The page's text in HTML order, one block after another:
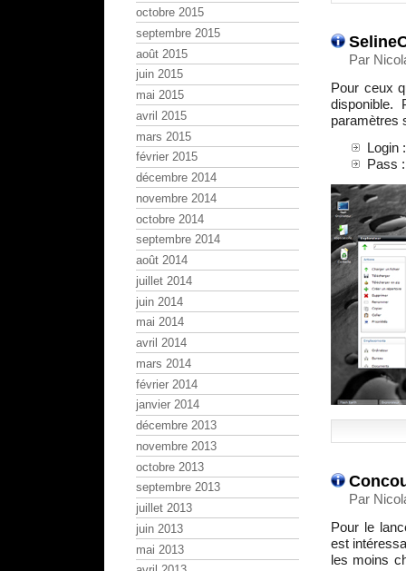
Par
Pour ceux
disponible.
paramètres
Login
Pass
Par
Pour le
est
les moins
octobre 2015
septembre 2015
août 2015
juin 2015
mai 2015
avril 2015
mars 2015
février 2015
décembre 2014
novembre 2014
octobre 2014
septembre 2014
août 2014
juillet 2014
juin 2014
mai 2014
avril 2014
mars 2014
février 2014
janvier 2014
décembre 2013
novembre 2013
octobre 2013
septembre 2013
juillet 2013
juin 2013
mai 2013